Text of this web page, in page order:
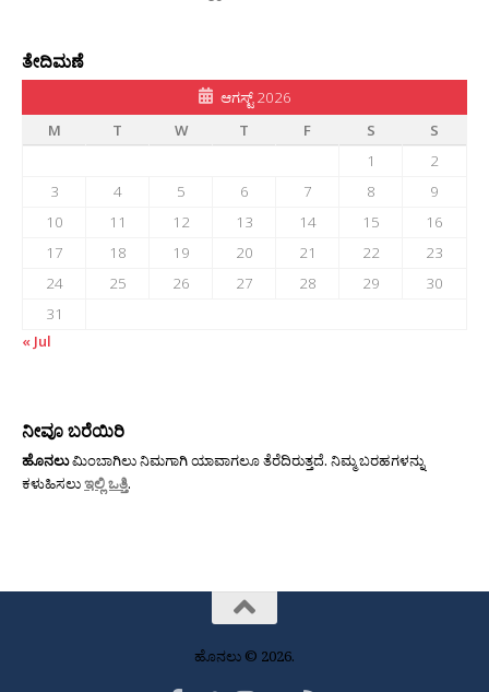
ತೇದಿಮಣೆ
ಆಗಸ್ಟ್ 2026
M
T W T F S
S
1
2
3
4 5 6 7 8
9
10
11 12 13 14 15
16
17
18 19 20 21 22
23
24
25 26 27 28 29
30
31
« Jul
ನೀವೂ ಬರೆಯಿರಿ
ಹೊನಲುಮಿಂಬಾಗಿಲು ನಿಮಗಾಗಿ ಯಾವಾಗಲೂ ತೆರೆದಿರುತ್ತದೆ. ನಿಮ್ಮ ಬರಹಗಳನ್ನು
ಕಳುಹಿಸಲುಇಲ್ಲಿ ಒತ್ತಿ.
ಹೊನಲು © 2026.